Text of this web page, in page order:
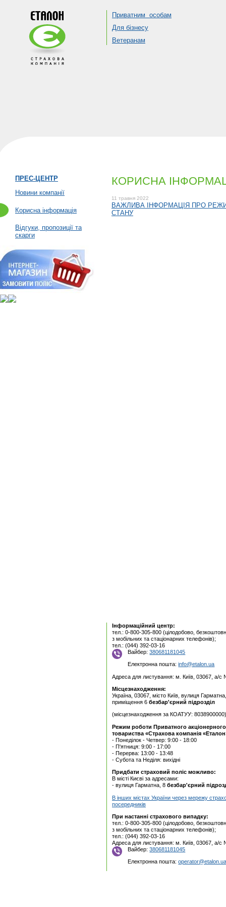
Приватним особам
Для бізнесу
Ветеранам
ПРЕС-ЦЕНТР
Новини компанії
Корисна інформація
Відгуки, пропозиції та
скарги
КОРИСНА
11 травня 2022
ВАЖЛИВА ІНФОРМАЦІЯ ПРО
СТАНУ
Інформаційний центр:
тел.: 0-800-305-800 (цілодобово,
з мобільних та стаціонарних телефонів);
тел.: (044) 392-03-16
Вайбер:380681181045
Електронна пошта:info@etalon.ua
Адреса для листування: м. Київ, 03067, а/с
Місцезнаходження:
Україна, 03067, місто Київ, вулиця
приміщення 6 безбар'єрний підрозділ
(місцезнаходження за КОАТУУ: 8038900000)
Режим роботи Приватного акцiонерного
товариства «Страхова компанія
- Понеділок - Четвер: 9:00 - 18:00
- П'ятниця: 9:00 - 17:00
- Перерва: 13:00 - 13:48
- Субота та Неділя: вихідні
Придбати страховий поліс можливо:
В місті Києві за адресами:
- вулиця Гарматна, 8 безбар'єрний
В інших містах України через мережу
посередників
При настанні страхового випадку:
тел.: 0-800-305-800 (цілодобово,
з мобільних та стаціонарних телефонів);
тел.: (044) 392-03-16
Адреса для листування: м. Київ, 03067, а/с
Вайбер:380681181045
Електронна пошта: